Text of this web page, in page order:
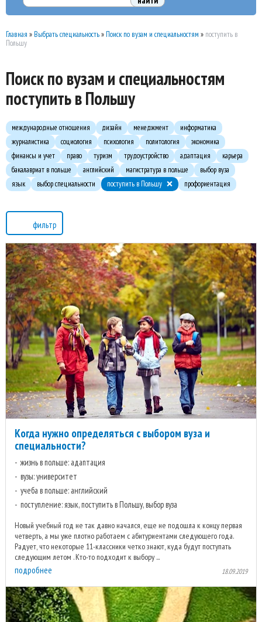
Главная » Выбрать специальность» Поиск по вузам и специальностям » поступить в
Польшу
Поиск по вузам и специальностям
поступить в Польшу
международные отношения дизайн менеджмент
информатика
журналистика
социология психология политология
экономика
финансы и учет
право туризм трудоустройство адаптация
карьера
бакалавриат в польше
английский магистратура в польше
выбор вуза
язык
выбор специальности поступить в Польшу профориентация
фильтр
Когда нужно определяться с выбором вуза и
специальности?
жизнь в польше: адаптация
вузы: университет
учеба в польше: английский
поступление: язык, поступить в Польшу, выбор вуза
Новый учебный год не так давно начался, еще не подошла к концу первая
четверть, а мы уже плотно работаем с абитуриентами следующего года.
Радует, что некоторые 11-классники четко знают, куда будут поступать
следующим летом . Кто-то подходит к выбору ...
подробнее 18.09.2019